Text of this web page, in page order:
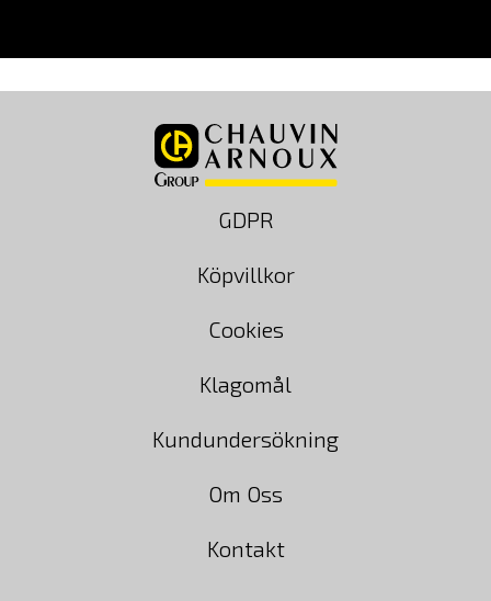
GDPR
Köpvillkor
Cookies
Klagomål
Kundundersökning
Om Oss
Kontakt